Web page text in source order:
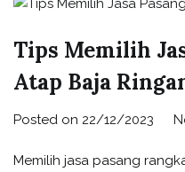
Tips Memilih
Atap Baja
Posted on 22/12/2023
Memilih jasa pasang